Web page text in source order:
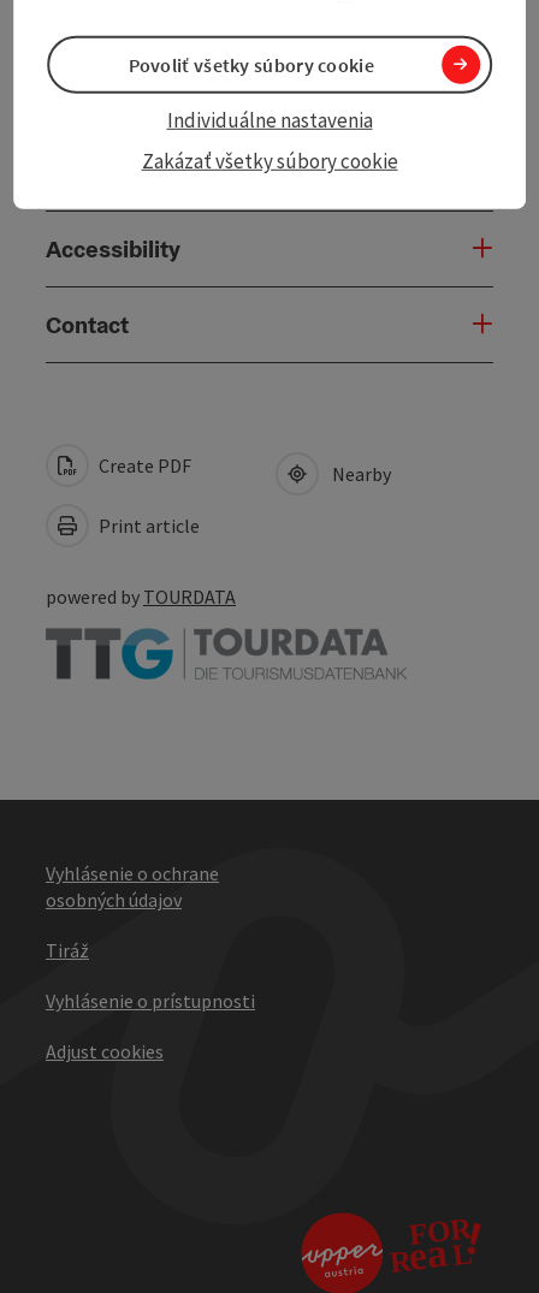
Arrival
Suitability
Accessibility
Contact
Create PDF
Print article
Nearby
powered by TOURDATA
Vyhlásenie o ochrane
osobných údajov
Tiráž
Vyhlásenie o prístupnosti
Adjust cookies
Zakázať všetky súbory cookie
Individuálne nastavenia
Povoliť všetky súbory cookie